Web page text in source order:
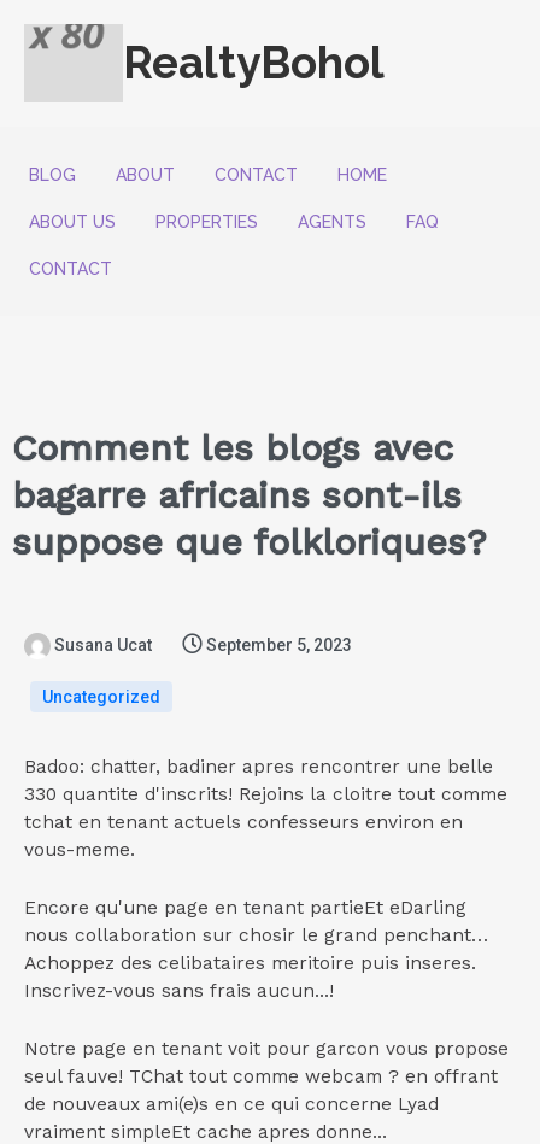
RealtyBohol
BLOG ABOUT CONTACT HOME
ABOUT US PROPERTIES AGENTS FAQ
CONTACT
Comment les blogs avec
bagarre africains sont-ils
suppose que folkloriques?
Susana Ucat September 5, 2023
Uncategorized
Badoo: chatter, badiner apres rencontrer une belle
330 quantite d'inscrits! Rejoins la cloitre tout comme
tchat en tenant actuels confesseurs environ en
vous-meme.
Encore qu'une page en tenant partieEt eDarling
nous collaboration sur chosir le grand penchant…
Achoppez des celibataires meritoire puis inseres.
Inscrivez-vous sans frais aucun...!
Notre page en tenant voit pour garcon vous propose
seul fauve! TChat tout comme webcam ? en offrant
de nouveaux ami(e)s en ce qui concerne Lyad
vraiment simpleEt cache apres donne...